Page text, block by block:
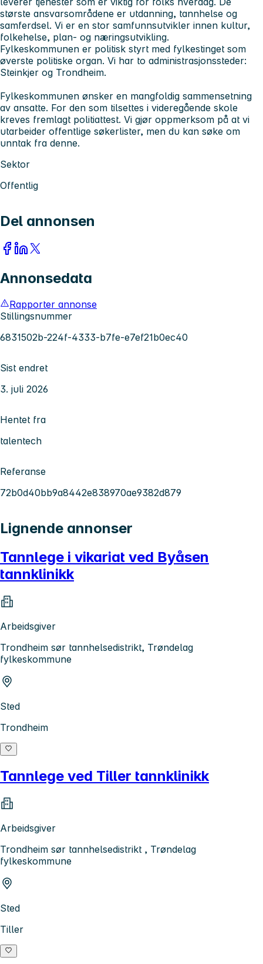
største ansvarsområdene er utdanning, tannhelse og
samferdsel. Vi er en stor samfunnsutvikler innen kultur,
folkehelse, plan- og næringsutvikling.
Fylkeskommunen er politisk styrt med fylkestinget som
øverste politiske organ. Vi har to administrasjonssteder:
Steinkjer og Trondheim.
Fylkeskommunen ønsker en mangfoldig sammensetning
av ansatte. For den som tilsettes i videregående skole
kreves fremlagt politiattest. Vi gjør oppmerksom på at vi
utarbeider offentlige søkerlister, men du kan søke om
unntak fra denne.
Sektor
Offentlig
Del annonsen
Annonsedata
Rapporter annonse
Stillingsnummer
6831502b-224f-4333-b7fe-e7ef21b0ec40
Sist endret
3. juli 2026
Hentet fra
talentech
Referanse
72b0d40bb9a8442e838970ae9382d879
Lignende annonser
Tannlege i vikariat ved Byåsen
tannklinikk
Arbeidsgiver
Trondheim sør tannhelsedistrikt, Trøndelag
fylkeskommune
Sted
Trondheim
Tannlege ved Tiller tannklinikk
Arbeidsgiver
Trondheim sør tannhelsedistrikt , Trøndelag
fylkeskommune
Sted
Tiller